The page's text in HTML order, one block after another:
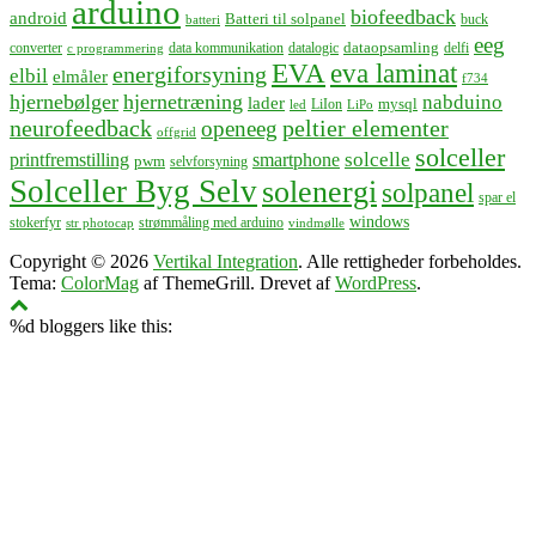
android arduino batteri Batteri til solpanel biofeedback buck
converter c programmering data kommunikation datalogic dataopsamling delfi eeg
elbil elmåler energiforsyning EVA eva laminat f734
hjernebølger hjernetræning lader led LiIon LiPo mysql nabduino
neurofeedback offgrid openeeg peltier elementer
printfremstilling pwm selvforsyning smartphone solcelle solceller
Solceller Byg Selvsolenergisolpanel spar el
stokerfyr str photocap strømmåling med arduino vindmølle windows
Copyright © 2026 Vertikal Integration. Alle rettigheder forbeholdes.
Tema: ColorMag af ThemeGrill. Drevet afWordPress.
%d bloggers like this: